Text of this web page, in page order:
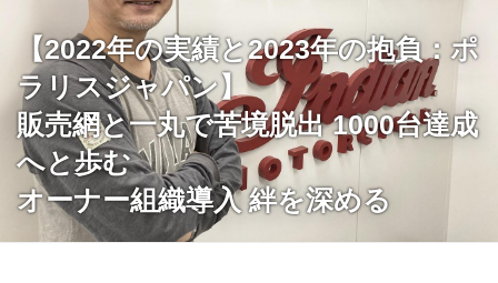
【2022年の実績と2023年の抱負：ポ
ラリスジャパン】
販売網と一丸で苦境脱出 1000台達成
へと歩む
オーナー組織導入 絆を深める